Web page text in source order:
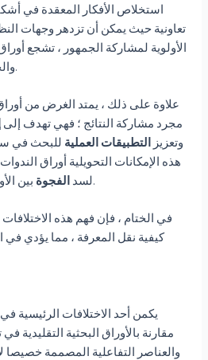
استخلاص الأفكار المعقدة في
تعاونية حيث يمكن أن تزدهر وجهات
الأولوية لمشاركة الجمهور ، تشجع
والحوار ، مما يعزز تجربة التعلم.
علاوة على ذلك ، يمتد الغرض من
مجرد مشاركة النتائج ؛ فهي تهدف إلى
وتعزيز التطبيقات العملية للبحث في
هذه الإمكانات التحويلية أوراق
لسد الفجوة بين الأوساط الأكاديمية والممارسة.
في الختام ، فإن فهم هذه
كيفية نقل المعرفة ، مما يؤدي في
يكمن أحد الاختلافات الرئيسية
مقارنة بالأوراق البحثية التقليدية
والعناصر التفاعلية المصممة